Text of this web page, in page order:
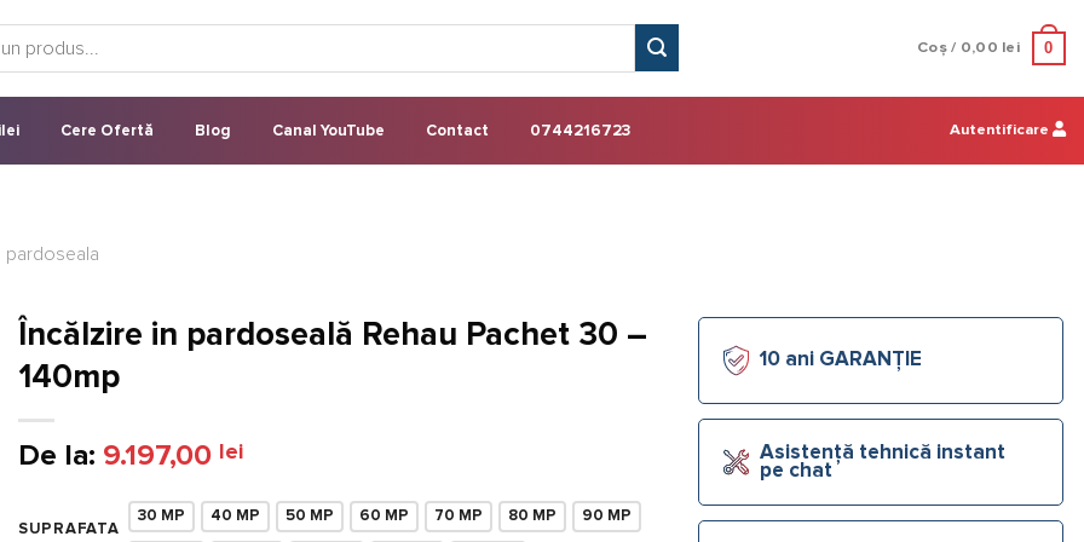
Coș / 0,00 lei 0
Cere Ofertă Blog Canal YouTube Contact 0744216723 Autentificare
pardoseala
Încălzire in pardoseală Rehau Pachet 30 –
140mp
De la: 9.197,00 lei
SUPRAFATA
30 MP 40 MP 50 MP 60 MP 70 MP 80 MP 90 MP
10 ani GARANȚIE
Asistență tehnică instant
pe chat